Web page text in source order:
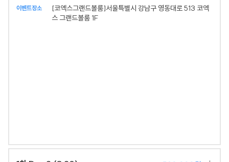
이벤트장소
[코엑스그랜드볼룸]서울특별시 강남구 영동대로 513 코엑
스 그랜드볼룸 1F